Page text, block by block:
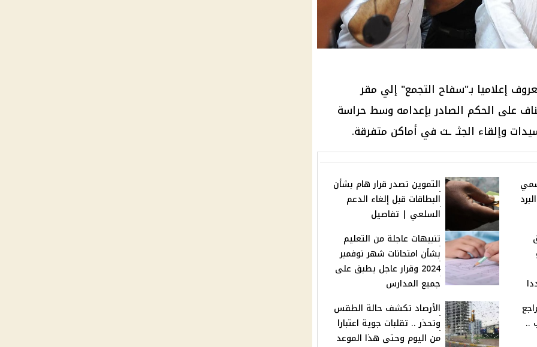
إعلاميا بـ"سفاح التجمع" إلي مقر
على الحكم الصادر بإعدامه وسط حراسة
التموين تصدر قرار هام بشأن
البطاقات قبل إلغاء الدعم
السلعي | تفاصيل
تنبيهات عاجلة من التعليم
بشأن امتحانات شهر نوفمبر
2024 وقرار عاجل يطبق على
جميع المدارس
..
الأرصاد تكشف حالة الطقس
وتحذر .. تقلبات جوية اعتبارا
من اليوم وحتى هذا الموعد